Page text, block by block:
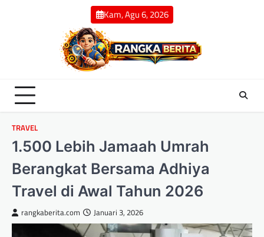
Kam, Agu 6, 2026
TRAVEL
1.500 Lebih Jamaah Umrah
Berangkat Bersama Adhiya
Travel di Awal Tahun 2026
rangkaberita.com Januari 3, 2026